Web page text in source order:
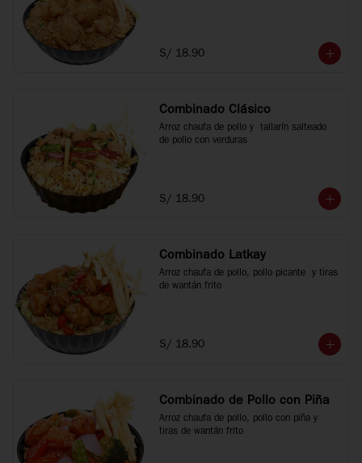
S/ 18.90
Combinado Clásico
Arroz chaufa de pollo y  tallarín salteado
de pollo con verduras
S/ 18.90
Combinado Latkay
Arroz chaufa de pollo, pollo picante  y tiras
de wantán frito
S/ 18.90
Combinado de Pollo con Piña
Arroz chaufa de pollo, pollo con piña y
tiras de wantán frito